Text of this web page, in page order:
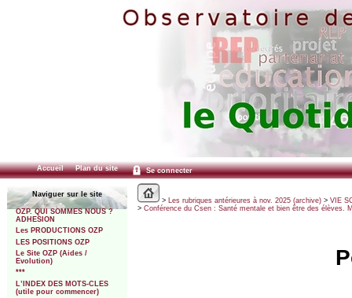
Accueil Plan du site Se connecter
Naviguer sur le site
OZP. QUI SOMMES NOUS ?
ADHESION
Les PRODUCTIONS OZP
LES POSITIONS OZP
Le Site OZP (Aides /
Evolution)
***
L’INDEX DES MOTS-CLES
(utile pour commencer)
> Les rubriques antérieures à nov. 2025 (archive)> VIE
> Conférence du Csen : Santé mentale et bien être des élèves.